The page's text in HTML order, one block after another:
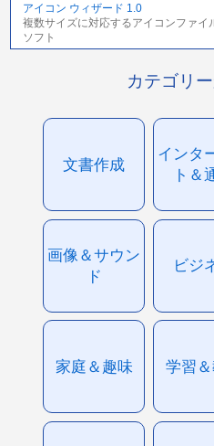
アイコン ウィザード 1.0
複数サイズに対応するアイコンファイ
ソフト
カテゴリ
文書作成
インタ
ト＆
画像＆サウン
ド
ビジ
家庭＆趣味 学習